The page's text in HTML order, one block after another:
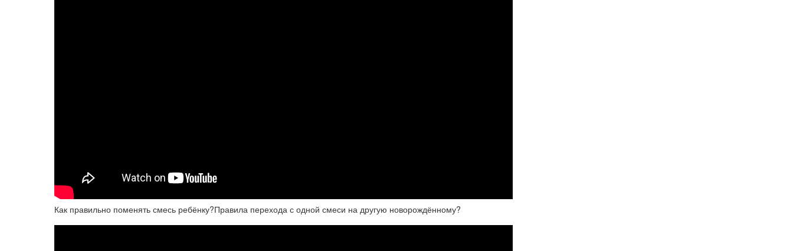
Как правильно поменять смесь ребёнку?Правила перехода с одной смеси на другую новорождённому?